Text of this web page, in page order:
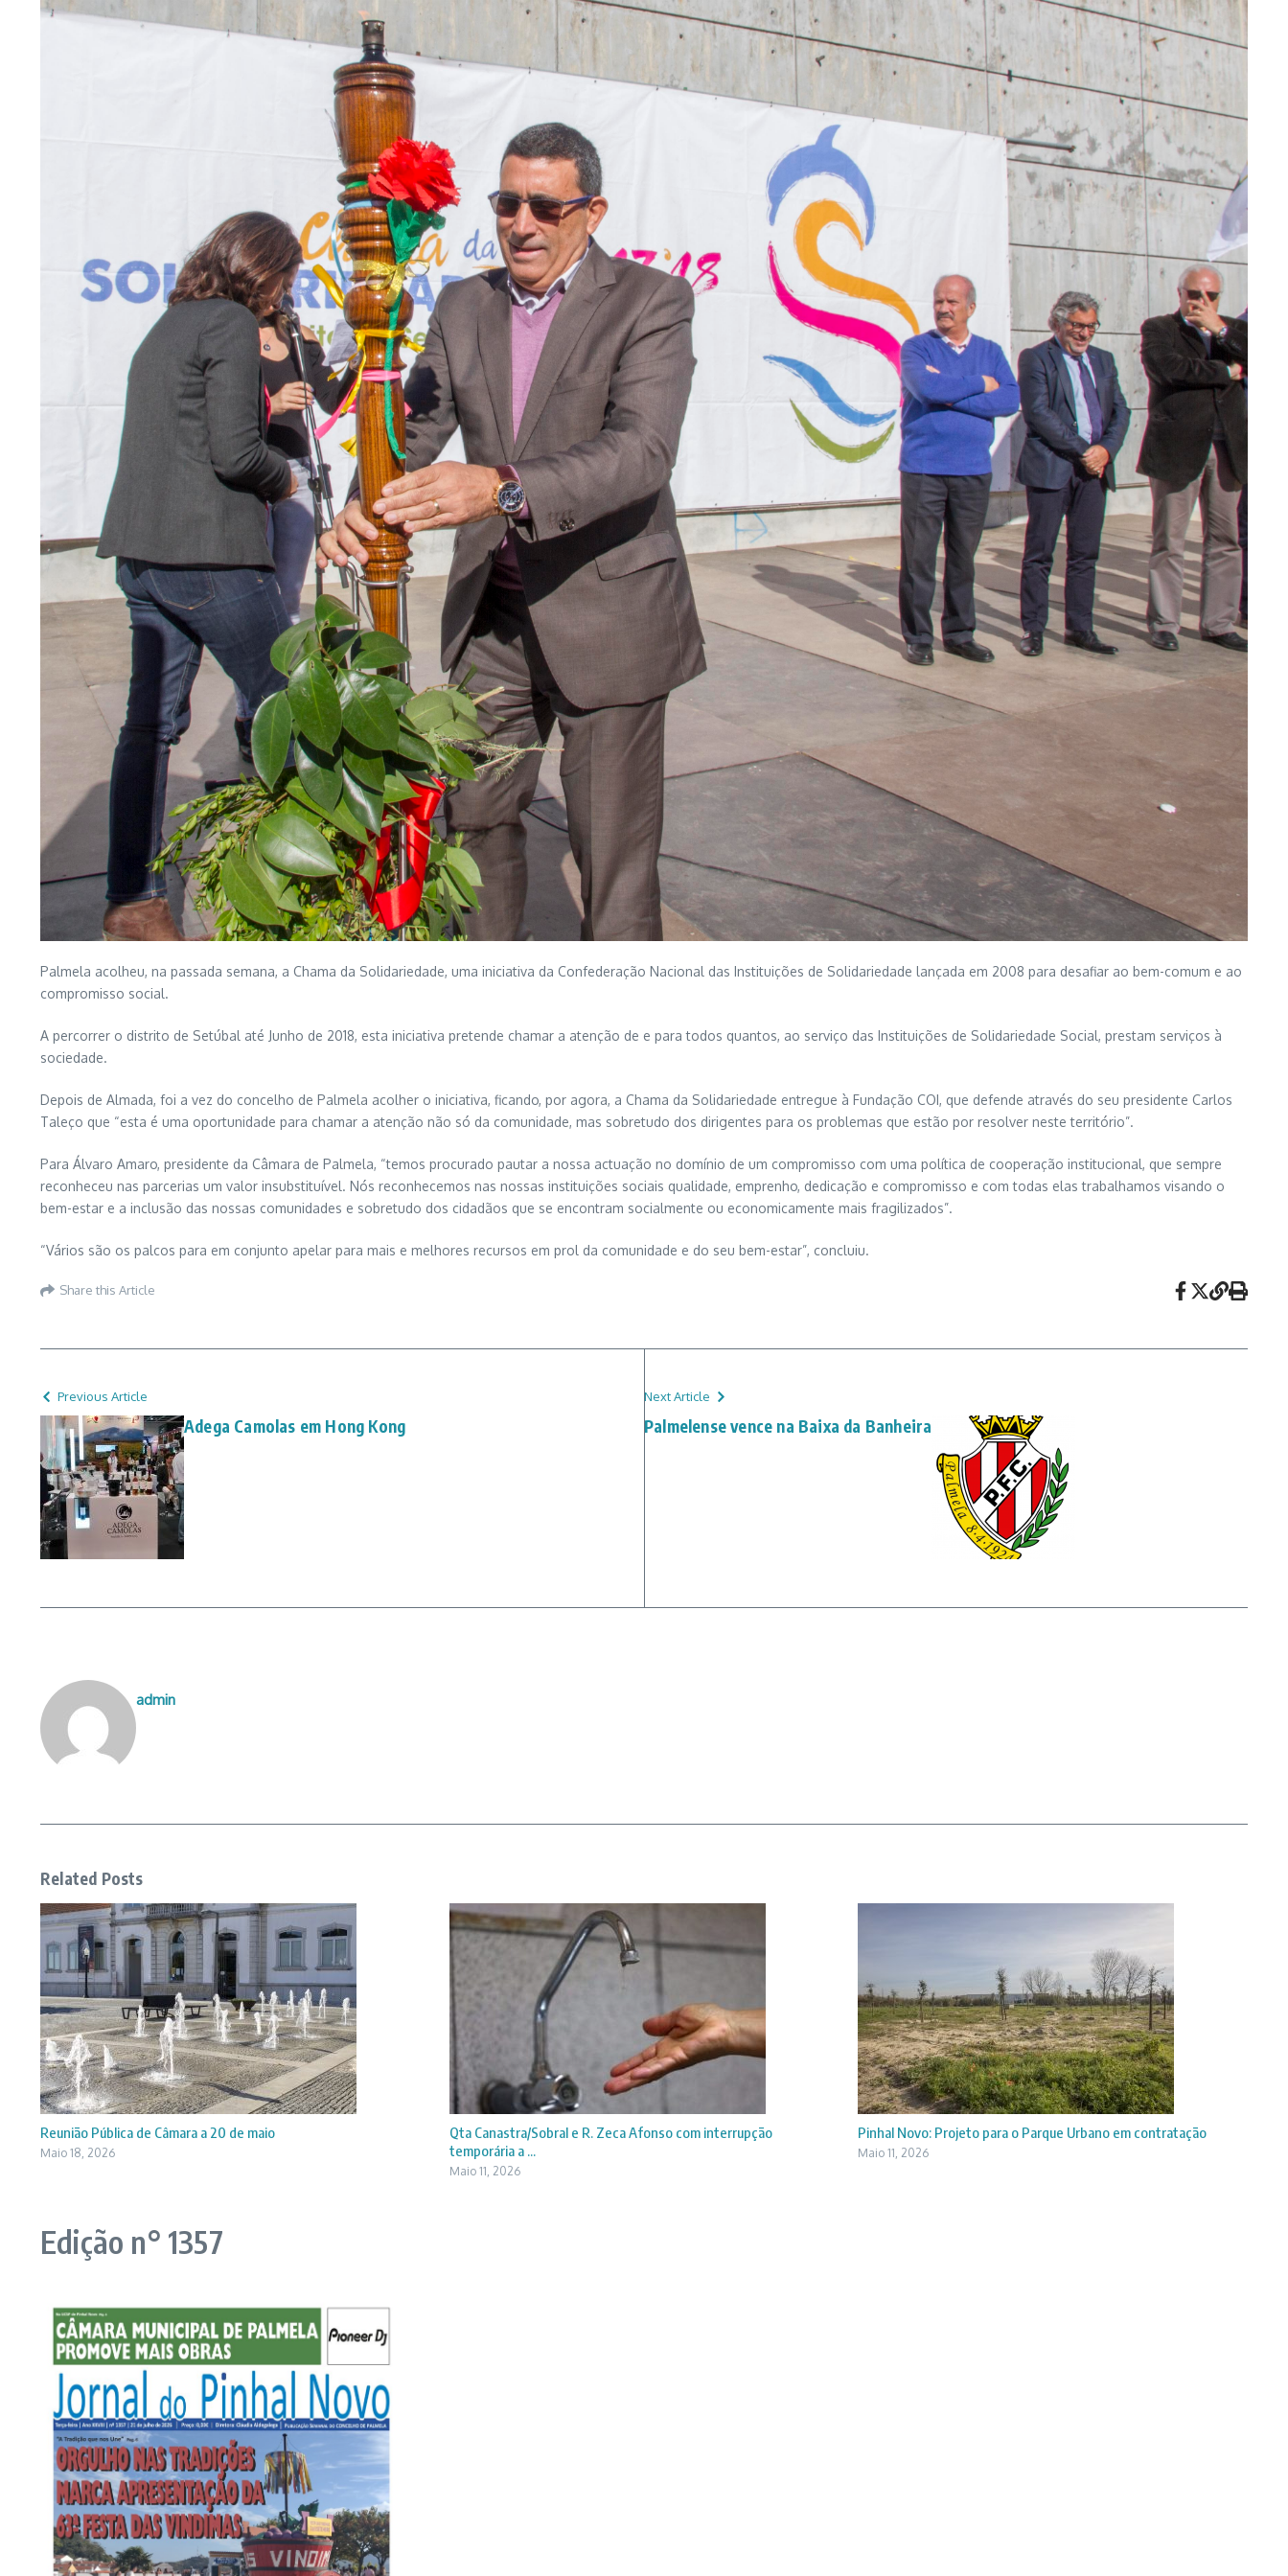
Palmela acolheu, na passada semana, a Chama da Solidariedade, uma iniciativa da Confederação Nacional das Instituições de Solidariedade lançada em 2008 para desafiar ao bem-comum e ao
compromisso social.
A percorrer o distrito de Setúbal até Junho de 2018, esta iniciativa pretende chamar a atenção de e para todos quantos, ao serviço das Instituições de Solidariedade Social, prestam serviços à
sociedade.
Depois de Almada, foi a vez do concelho de Palmela acolher o iniciativa, ficando, por agora, a Chama da Solidariedade entregue à Fundação COI, que defende através do seu presidente Carlos
Taleço que “esta é uma oportunidade para chamar a atenção não só da comunidade, mas sobretudo dos dirigentes para os problemas que estão por resolver neste território”.
Para Álvaro Amaro, presidente da Câmara de Palmela, “temos procurado pautar a nossa actuação no domínio de um compromisso com uma política de cooperação institucional, que sempre
reconheceu nas parcerias um valor insubstituível. Nós reconhecemos nas nossas instituições sociais qualidade, emprenho, dedicação e compromisso e com todas elas trabalhamos visando o
bem-estar e a inclusão das nossas comunidades e sobretudo dos cidadãos que se encontram socialmente ou economicamente mais fragilizados”.
“Vários são os palcos para em conjunto apelar para mais e melhores recursos em prol da comunidade e do seu bem-estar”, concluiu.
Share this Article
Previous Article
Adega Camolas em Hong Kong
Next Article
Palmelense vence na Baixa da Banheira
admin
Related Posts
Reunião Pública de Câmara a 20 de maio
Maio 18, 2026
Qta Canastra/Sobral e R. Zeca Afonso com interrupção
temporária a ...
Maio 11, 2026
Pinhal Novo: Projeto para o Parque Urbano em contratação
Maio 11, 2026
Edição n° 1357